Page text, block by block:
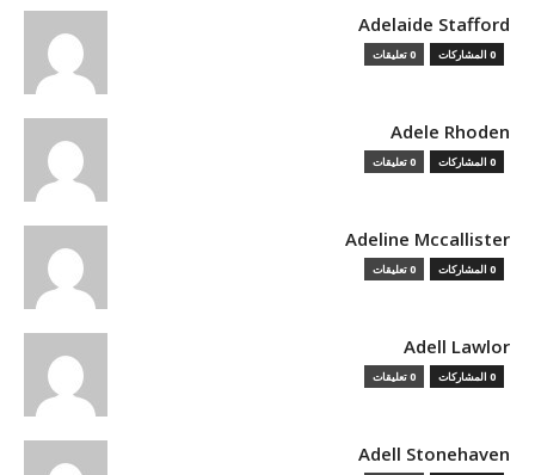
Adelaide Stafford
0 المشاركات 0 تعليقات
Adele Rhoden
0 المشاركات 0 تعليقات
Adeline Mccallister
0 المشاركات 0 تعليقات
Adell Lawlor
0 المشاركات 0 تعليقات
Adell Stonehaven